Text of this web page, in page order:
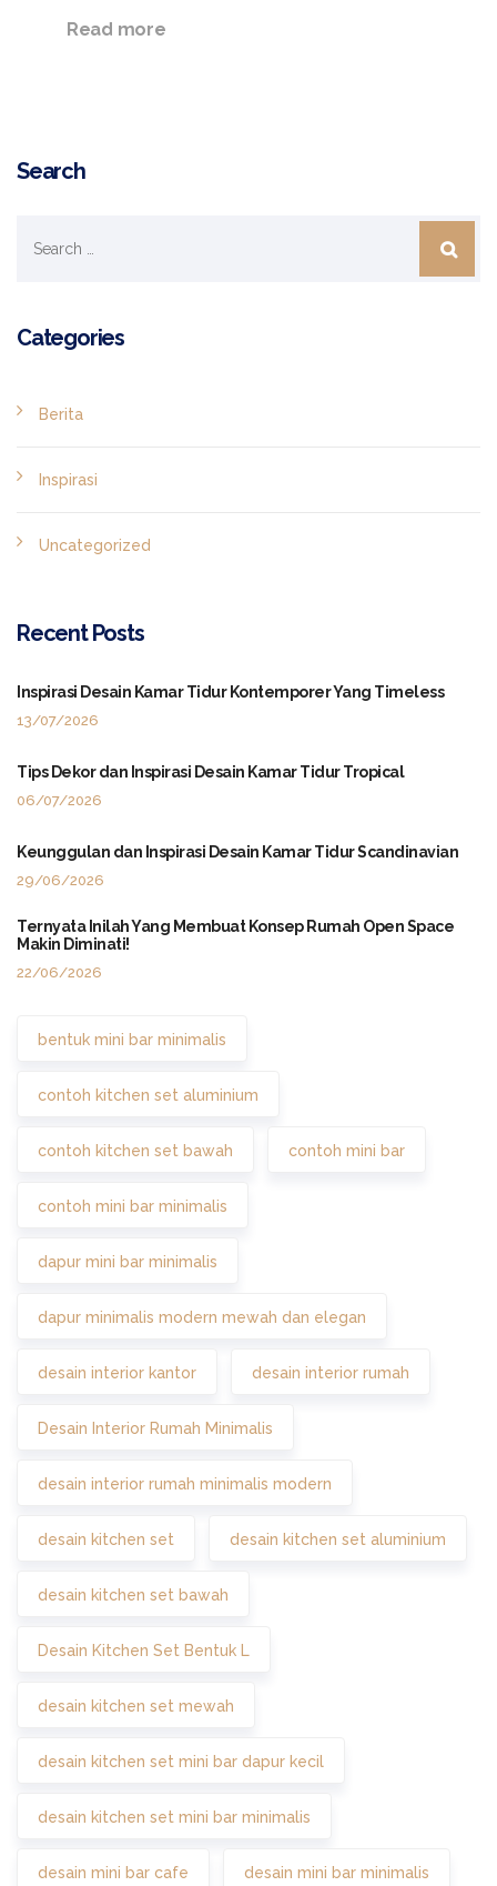
Read moreInspirasi
Search
Categories
Berita
Inspirasi
Uncategorized
Recent Posts
Inspirasi Desain Kamar Tidur Kontemporer Yang Timeless
13/07/2026
Tips Dekor dan Inspirasi Desain Kamar Tidur Tropical
06/07/2026
Keunggulan dan Inspirasi Desain Kamar Tidur Scandinavian
29/06/2026
Ternyata Inilah Yang Membuat Konsep Rumah Open Space
Makin Diminati!
22/06/2026
bentuk mini bar minimalis
contoh kitchen set aluminium
contoh kitchen set bawah contoh mini bar
contoh mini bar minimalis
dapur mini bar minimalis
dapur minimalis modern mewah dan elegan
desain interior kantor desain interior rumah
Desain Interior Rumah Minimalis
desain interior rumah minimalis modern
desain kitchen set desain kitchen set aluminium
desain kitchen set bawah
Desain Kitchen Set Bentuk L
desain kitchen set mewah
desain kitchen set mini bar dapur kecil
desain kitchen set mini bar minimalis
desain mini bar cafe desain mini bar minimalis